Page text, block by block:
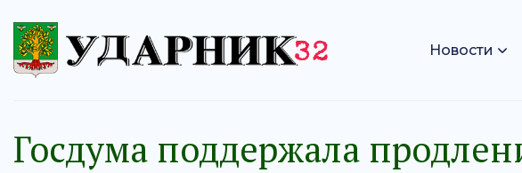
Новости
Госдума поддержала